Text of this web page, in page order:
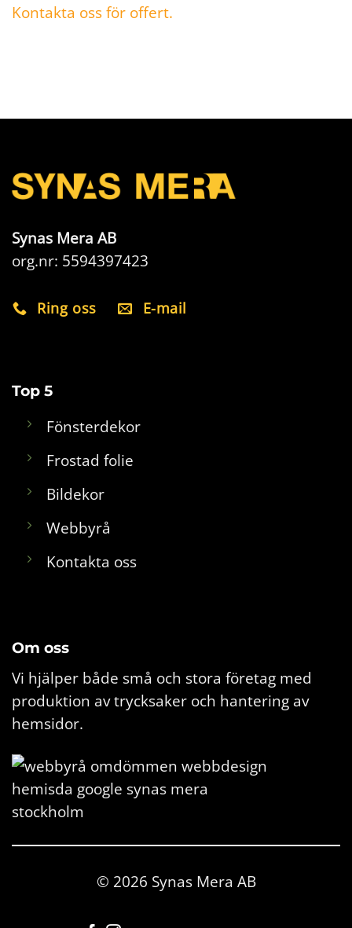
Kontakta oss för offert.
Synas Mera AB
org.nr: 5594397423
Ring oss E-mail
Top 5
Fönsterdekor
Frostad folie
Bildekor
Webbyrå
Kontakta oss
Om oss
Vi hjälper både små och stora företag med
produktion av trycksaker och hantering av
hemsidor.
© 2026 Synas Mera AB